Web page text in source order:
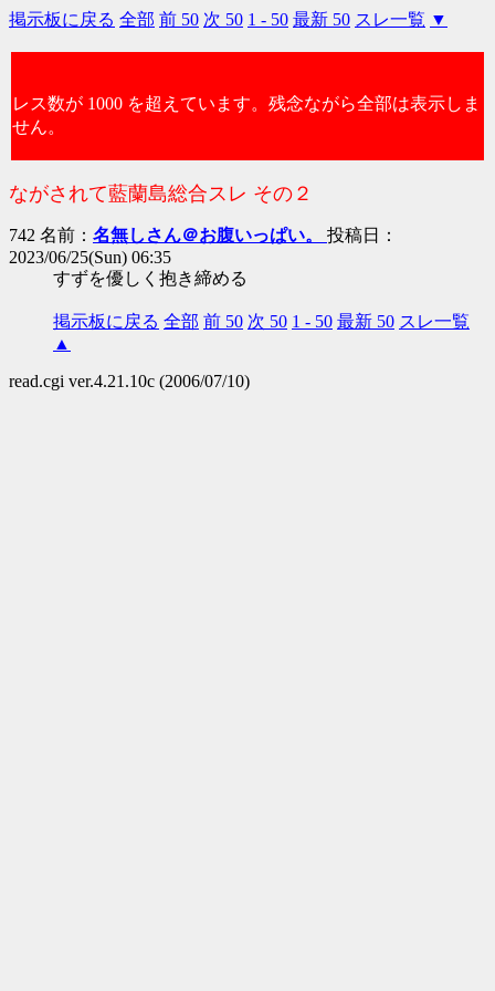
掲示板に戻る 全部 前 50 次 50 1 - 50 最新 50 スレ一覧 ▼
レス数が 1000 を超えています。残念ながら全部は表示しま
せん。
ながされて藍蘭島総合スレ その２
742 名前： 名無しさん＠お腹いっぱい。 投稿日：
2023/06/25(Sun) 06:35
すずを優しく抱き締める
掲示板に戻る 全部 前 50 次 50 1 - 50 最新 50 スレ一覧
▲
read.cgi ver.4.21.10c (2006/07/10)